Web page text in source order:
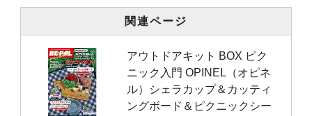
関連ページ
アウトドアキット BOX ピク
ニック入門 OPINEL（オピネ
ル）シェラカップ＆カッティ
ングボード＆ピクニックシー